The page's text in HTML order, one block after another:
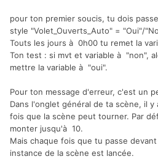
pour ton premier soucis, tu dois
style "Volet_Ouverts_Auto" = "Oui"/
Touts les jours à 0h00 tu remet la
Ton test : si mvt et variable à "non",
mettre la variable à "oui".
Pour ton message d'erreur, c'est un
Dans l'onglet général de ta scène, il y
fois que la scène peut tourner. Par
monter jusqu'à 10.
Mais chaque fois que tu passe
instance de la scène est lancée.